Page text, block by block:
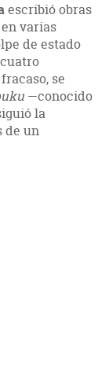
escribió obras
varias
de estado
se
—conocido
la
de un